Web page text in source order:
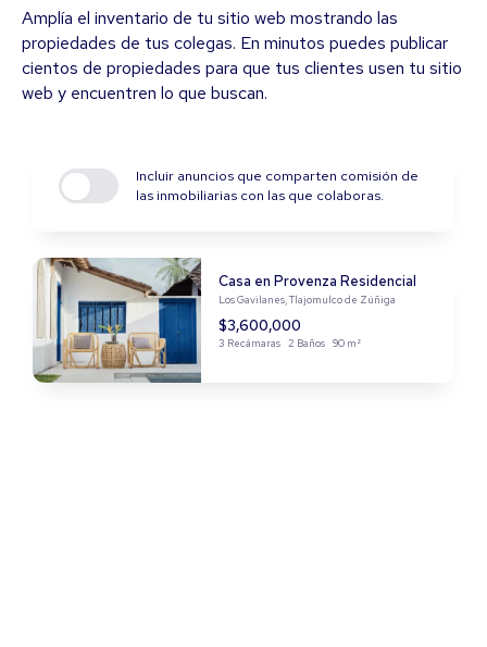
Incluir anuncios que comparten comisión de
las inmobiliarias con las que colaboras.
Casa en Provenza Residencial
Los Gavilanes, Tlajomulco de Zúñiga
$3,600,000
3 Recámaras 2 Baños 90 m²
Amplía el inventario de tu sitio web mostrando las
propiedades de tus colegas. En minutos puedes publicar
cientos de propiedades para que tus clientes usen tu sitio
web y encuentren lo que buscan.